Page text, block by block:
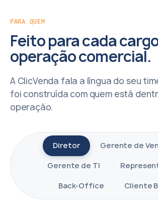
PARA QUEM
Feito para cada
operação comercial.
A ClicVenda fala a língua do seu
foi construída com quem está
operação.
Diretor
Gerente de
Gerente de TI
Back-Office
Cliente